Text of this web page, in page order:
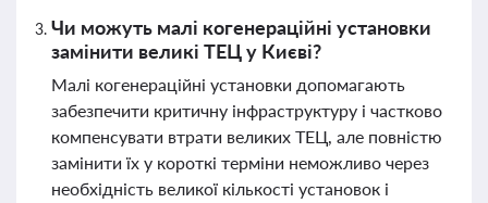
Чи можуть малі когенераційні установки
замінити великі ТЕЦ у Києві?
Малі когенераційні установки допомагають
забезпечити критичну інфраструктуру і частково
компенсувати втрати великих ТЕЦ, але повністю
замінити їх у короткі терміни неможливо через
необхідність великої кількості установок і